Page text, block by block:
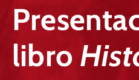
COMUNICADOS
CONOCERNOS
libro